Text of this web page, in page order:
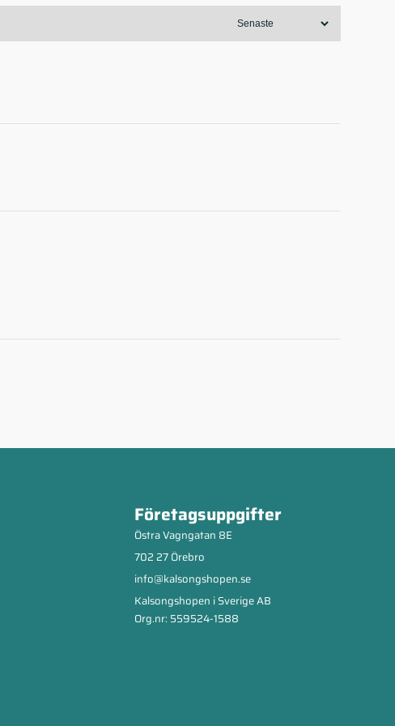
Företagsuppgifter
Östra Vagngatan 8E
702 27 Örebro
info@kalsongshopen.se
Kalsongshopen i Sverige AB
Org.nr: 559524-1588